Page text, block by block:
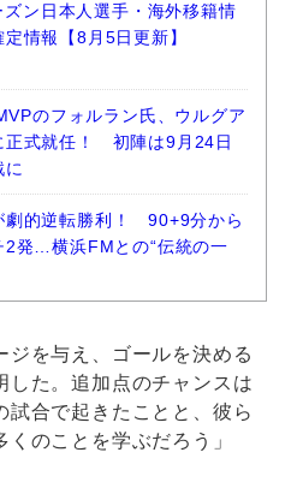
ン日本人選手・海外移籍情
情報【8月5日更新】
のフォルラン氏、ウルグア
正式就任！ 初陣は9月24日
に
劇的逆転勝利！ 90+9分から
2発…横浜FMとの“伝統の一
ジを与え、ゴールを決める
した。追加点のチャンスは
試合で起きたことと、彼ら
のことを学ぶだろう」